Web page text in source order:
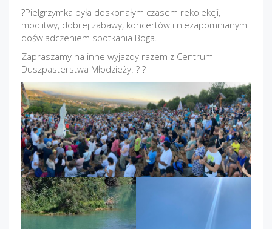
?Pielgrzymka była doskonałym czasem rekolekcji,
modlitwy, dobrej zabawy, koncertów i niezapomnianym
doświadczeniem spotkania Boga.
Zapraszamy na inne wyjazdy razem z Centrum
Duszpasterstwa Młodzieży. ? ?